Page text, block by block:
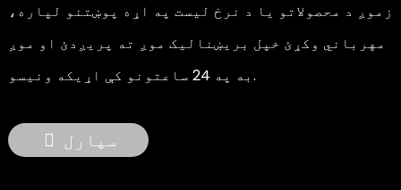
زموږ د محصولاتو یا د نرخ لیست په اړه پوښتنو لپاره،
مهرباني وکړئ خپل بریښنالیک موږ ته پریږدئ او موږ
به په 24 ساعتونو کې اړیکه ونیسو.
سپارل